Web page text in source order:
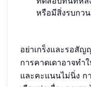
หรือมีสิ่งรบกว
อย่าเกร็งและรอสั
การคาดเดาอาจท
และคะแนนไม่นิ่ง ก